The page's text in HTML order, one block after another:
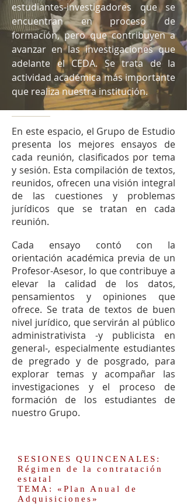
estudiantes-investigadores que se
encuentran en proceso de
formación, pero que contribuyen a
avanzar en las investigaciones que
adelante el CEDA. Se trata de la
actividad académica más importante
que realiza nuestra institución.
En este espacio, el Grupo de Estudio
presenta los mejores ensayos de
cada reunión, clasificados por tema
y sesión. Esta compilación de textos,
reunidos, ofrecen una visión integral
de las cuestiones y problemas
jurídicos que se tratan en cada
reunión.
Cada ensayo contó con la
orientación académica previa de un
Profesor-Asesor, lo que contribuye a
elevar la calidad de los datos,
pensamientos y opiniones que
ofrece. Se trata de textos de buen
nivel jurídico, que servirán al público
administrativista -y publicista en
general-, especialmente estudiantes
de pregrado y de posgrado, para
explorar temas y acompañar las
investigaciones y el proceso de
formación de los estudiantes de
nuestro Grupo.
SESIONES QUINCENALES:
Régimen de la contratación
estatal
TEMA: «Plan Anual de
Adquisiciones»